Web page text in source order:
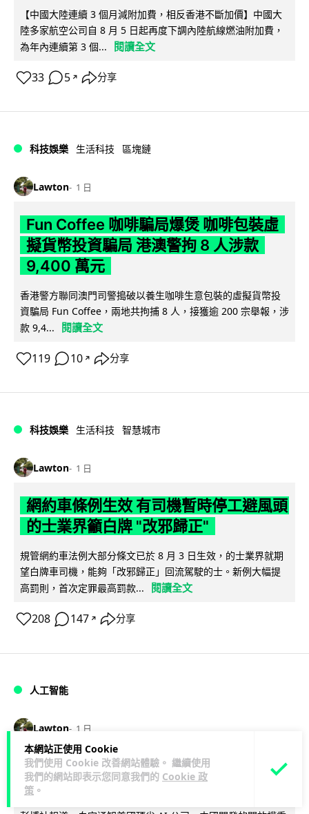
本網站正使用 Cookie
我們使用 Cookie 改善網站體驗。 繼續使用
我們的網站即表示您同意我們的 Cookie 政
策 。
【中國大陸連續 3 個月減附加費，相反香港不斷加價】中國大
陸多家航空公司自 8 月 5 日起再度下調內陸航線燃油附加費，
為年內連續第 3 個...
閱讀全文
33 5 ↗ 分享
科技娛樂 生活科技 區塊鏈
Lawton 1 日
Fun Coffee 咖啡騙局爆煲 咖啡包裝虛
擬貨幣投資騙局 港澳警拘 8 人涉款
9,400 萬元
香港警方聯同澳門司警搗破以養生咖啡生意包裝的虛擬貨幣投
資騙局 Fun Coffee，兩地共拘捕 8 人，接獲逾 200 宗舉報，涉
款 9,4...
閱讀全文
119 10 ↗ 分享
科技娛樂 生活科技 智慧城市
Lawton 1 日
網約車條例生效 有司機暫時停工避風頭
的士業界籲白牌 "改邪歸正"
規管網約車法例大部分條文已於 8 月 3 日生效，的士業界就期
望白牌車司機，能夠「改邪歸正」回流駕駛的士。新例大幅提
高罰則，首次定罪最高罰款...
閱讀全文
208 147 ↗ 分享
人工智能
Lawton 1 日
白宮拒測中國開放 AI 模型 業界質疑安
全框架選擇性執行